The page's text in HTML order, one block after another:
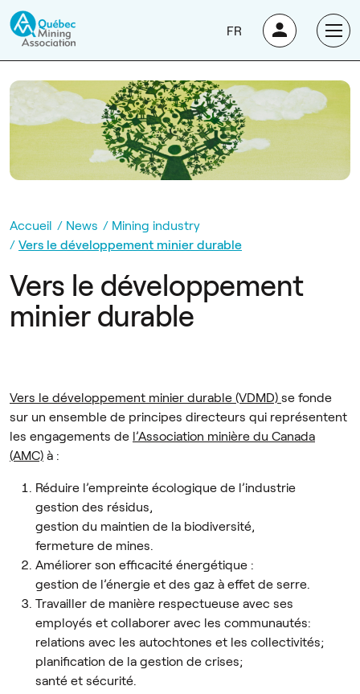
FR
Accueil News
Mining industry
Vers le développement minier durable
Vers le développement
minier durable
Vers le développement minier durable (VDMD) se fonde
sur un ensemble de principes directeurs qui représentent
les engagements de l’Association minière du Canada
(AMC) à :
Réduire l’empreinte écologique de l’industrie
gestion des résidus,
gestion du maintien de la biodiversité,
fermeture de mines.
Améliorer son efficacité énergétique :
gestion de l’énergie et des gaz à effet de serre.
Travailler de manière respectueuse avec ses
employés et collaborer avec les communautés:
relations avec les autochtones et les collectivités;
planification de la gestion de crises;
santé et sécurité.